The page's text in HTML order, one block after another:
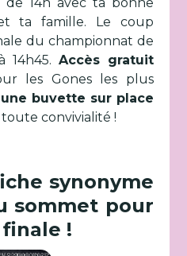
ta famille. Le coup
du championnat de
14h45. Accès gratuit
les Gones les plus
une buvette sur place
convivialité !
synonyme
sommet pour
!